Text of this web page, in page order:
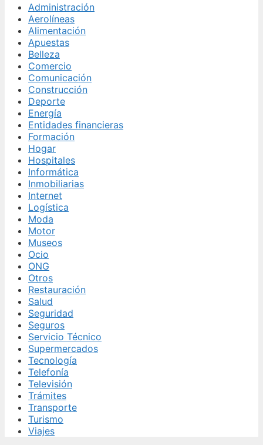
Administración
Aerolíneas
Alimentación
Apuestas
Belleza
Comercio
Comunicación
Construcción
Deporte
Energía
Entidades financieras
Formación
Hogar
Hospitales
Informática
Inmobiliarias
Internet
Logística
Moda
Motor
Museos
Ocio
ONG
Otros
Restauración
Salud
Seguridad
Seguros
Servicio Técnico
Supermercados
Tecnología
Telefonía
Televisión
Trámites
Transporte
Turismo
Viajes